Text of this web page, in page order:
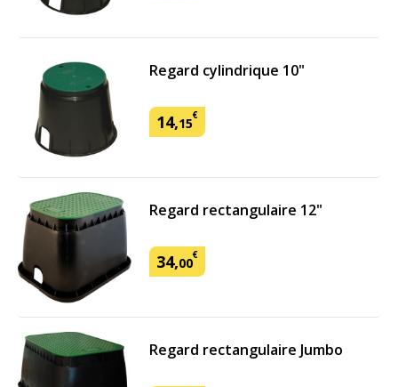
Regard cylindrique 10"
14,15€
Regard rectangulaire 12"
34,00€
Regard rectangulaire Jumbo